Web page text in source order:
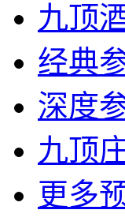
九顶
经典
深度
九顶
更多